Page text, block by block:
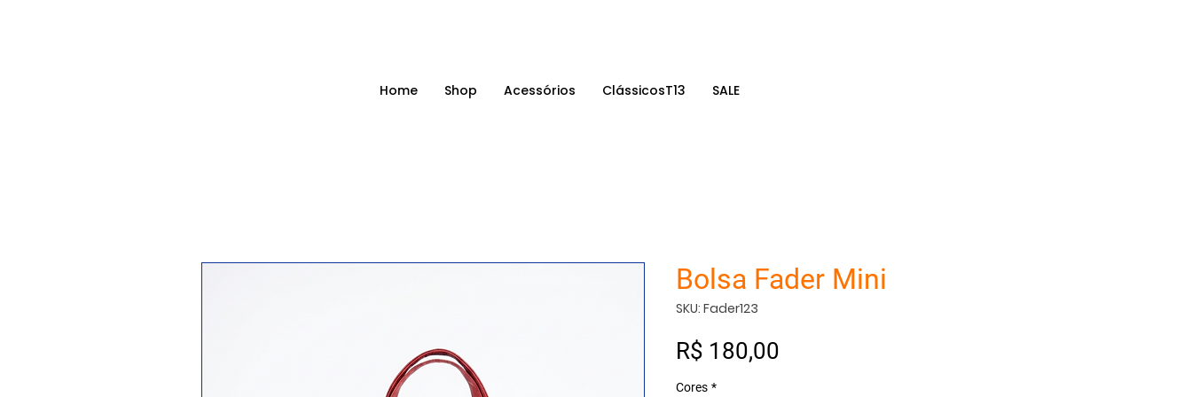
Home Shop Acessórios ClássicosT13 SALE
Bolsa Fader Mini
SKU: Fader123
R$ 180,00
Cores *